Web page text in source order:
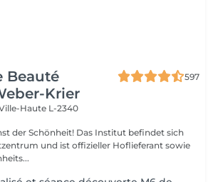
Beauté
Krier
597
Haute L-2340
Das Institut befindet sich
und ist offizieller Hoflieferant sowie